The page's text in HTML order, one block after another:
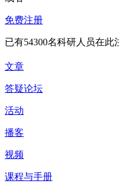
目内容上
⑤ 要具体
不要说“我将治愈癌症”，
个定论很难，并且这很可
免费注册
已有54300名科研人员在此
文章
答疑论坛
活动
播客
视频
课程与手册